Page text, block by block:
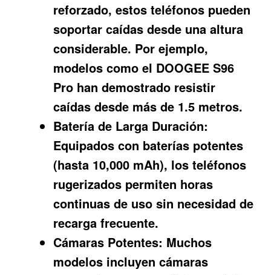
reforzado, estos teléfonos pueden
soportar caídas desde una altura
considerable. Por ejemplo,
modelos como el DOOGEE S96
Pro han demostrado resistir
caídas desde más de 1.5 metros.
Batería de Larga Duración:
Equipados con baterías potentes
(hasta 10,000 mAh), los teléfonos
rugerizados permiten horas
continuas de uso sin necesidad de
recarga frecuente.
Cámaras Potentes: Muchos
modelos incluyen cámaras